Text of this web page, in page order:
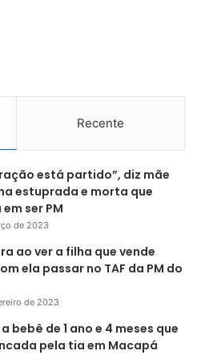
em retirar os mísseis,
não invadir Cuba e,
mísseis da Turquia. A crise
vermelho, a linha
Casa Branca e Kremlin.
Archer (1983)
militar da Otan
Atlântico Norte), Able Archer
Recente
está partido”, diz mãe
estuprada e morta que
ser PM
de 2023
ao ver a filha que vende
ela passar no TAF da PM do
de 2023
bebê de 1 ano e 4 meses que
pela tia em Macapá